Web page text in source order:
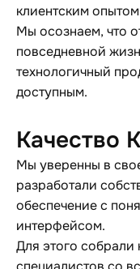
клиентским
Мы осознаем, что
повседневной
технологичный
доступным.
Качество
Мы уверенны в
разработали
обеспечение с
интерфейсом.
Для этого собрали